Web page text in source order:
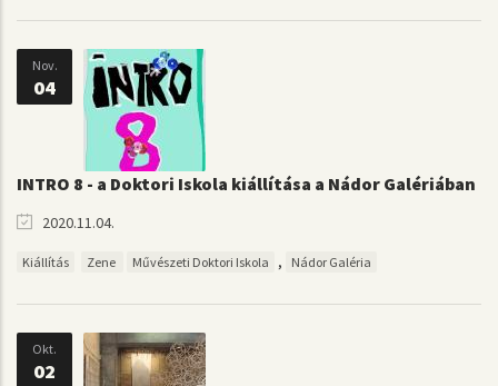
Nov.
04
INTRO 8 - a Doktori Iskola kiállítása a Nádor Galériában
2020.11.04.
Kiállítás Zene Művészeti Doktori Iskola , Nádor Galéria
Okt.
02